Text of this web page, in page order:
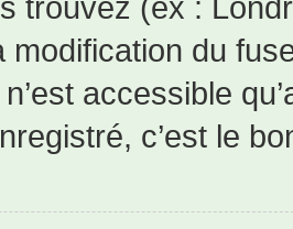
modification du
accessible
c’est le